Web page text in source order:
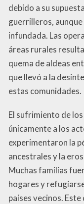
debido a su
guerrilleros, aunque
infundada. Las
áreas rurales
quema de aldeas
que llevó a la
estas comunidades.
El sufrimiento de
únicamente a los
experimentaron la
ancestrales y la
Muchas familias
hogares y
países vecinos.